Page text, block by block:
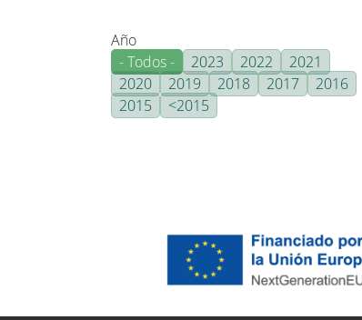
Año
- Todos -
2023 2022
2021
2020
2019 2018 2017
2016
2015
<2015